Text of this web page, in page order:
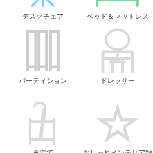
デスクチェア ベッド＆マットレス
パーティション ドレッサー